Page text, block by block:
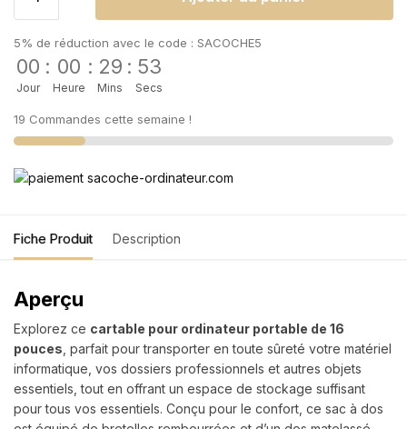
5% de réduction avec le code : SACOCHE5
00
Jour
: 00
Heure
: 29
Mins
: 53
Secs
19 Commandes cette semaine !
Fiche Produit Description
Aperçu
Explorez ce cartable pour ordinateur portable de 16
pouces , parfait pour transporter en toute sûreté votre matériel
informatique, vos dossiers professionnels et autres objets
essentiels, tout en offrant un espace de stockage suffisant
pour tous vos essentiels. Conçu pour le confort, ce sac à dos